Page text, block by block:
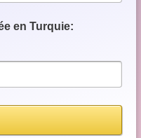
en Turquie: